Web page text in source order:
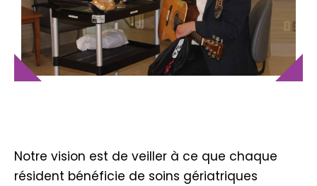
Notre vision est de veiller à ce que chaque
résident bénéficie de soins gériatriques